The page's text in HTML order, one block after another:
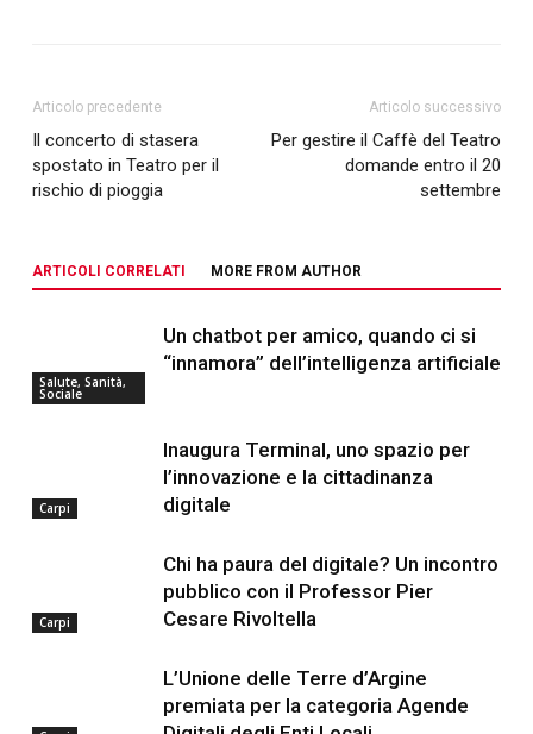
Articolo precedente
Il concerto di stasera
spostato in Teatro per il
rischio di pioggia
Articolo successivo
Per gestire il Caffè del Teatro
domande entro il 20
settembre
ARTICOLI CORRELATI MORE FROM AUTHOR
Salute, Sanità,
Sociale
Un chatbot per amico, quando ci si
“innamora” dell’intelligenza artificiale
Carpi
Inaugura Terminal, uno spazio per
l’innovazione e la cittadinanza
digitale
Carpi
Chi ha paura del digitale? Un incontro
pubblico con il Professor Pier
Cesare Rivoltella
L’Unione delle Terre d’Argine
premiata per la categoria Agende